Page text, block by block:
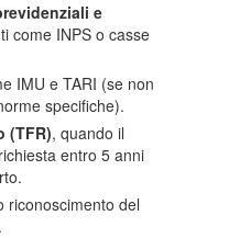
e
come INPS o casse
IMU e TARI (se non
specifiche).
(TFR), quando il
entro 5 anni
riconoscimento del